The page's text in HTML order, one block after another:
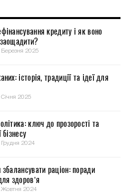
кредиту і як воно
2025
історія, традиції та ідеї для
2025
ключ до прозорості та
бізнесу
2024
раціон: поради
здоров’я
Жовтня 2024